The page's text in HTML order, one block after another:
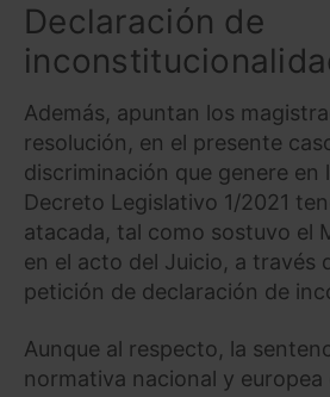
Declaración de
Además, apuntan los
resolución, en el presente
discriminación que genere en
Decreto Legislativo 1/2021
atacada, tal como sostuvo el
en el acto del Juicio, a través
petición de declaración de
Aunque al respecto, la
normativa nacional y